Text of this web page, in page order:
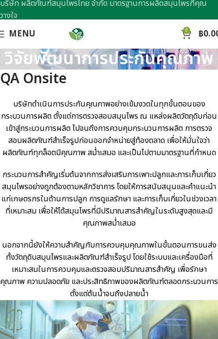
MENU 0 ฿
วิจัยพัฒนาการประกันคุณภาพ
QA Onsite
บริษัทดำเนินการประกันคุณภาพอย่างเข้มงวดในทุกขั้นตอนของ
กระบวนการผลิต ตั้งแต่การตรวจสอบสมุนไพร ณ แหล่งผลิตวัตถุดิบก่อน
เข้าสู่กระบวนการผลิต ไปจนถึงการควบคุมกระบวนการผลิต การตรวจ
สอบผลิตภัณฑ์สำเร็จรูปก่อนออกจำหน่ายสู่ท้องตลาด เพื่อให้มั่นใจว่า
ผลิตภัณฑ์ทุกล็อตมีคุณภาพ สม่ำเสมอ และเป็นไปตามมาตรฐานที่กำหนด
กระบวนการสำคัญเริ่มต้นจากการส่งเสริมการเพาะปลูกและการเก็บเกี่ยว
สมุนไพรอย่างถูกต้องตามหลักวิชาการ โดยให้การสนับสนุนและคำแนะนำ
แก่เกษตรกรในด้านการปลูก การดูแลรักษา และการเก็บเกี่ยวในช่วงเวลา
ที่เหมาะสม เพื่อให้ได้สมุนไพรที่มีปริมาณสารสำคัญในระดับสูงสุดและมี
คุณภาพสม่ำเสมอ
นอกจากนี้ยังให้ความสำคัญกับการควบคุมคุณภาพในขั้นตอนการขนส่ง
ทั้งวัตถุดิบสมุนไพรและผลิตภัณฑ์สำเร็จรูป โดยใช้ระบบและเครื่องมือที่
เหมาะสมในการควบคุมและตรวจสอบปริมาณสารสำคัญ เพื่อรักษา
คุณภาพ ความปลอดภัย และประสิทธิภาพของผลิตภัณฑ์ตลอดกระบวนการ
ตั้งแต่ต้นน้ำจนถึงปลายน้ำ
บริษัท ผลิตภัณฑ์สมุนไพรไทย จำกัด มาตรฐานการผลิตสมุนไพรที่คุณ
วางใจ